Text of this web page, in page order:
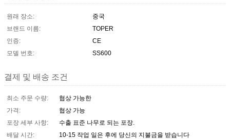
원래 장소:
중국
브랜드 이름:
TOPER
인증:
CE
모델 번호:
SS600
결제 및 배송 조건
최소 주문 수량:
협상 가능한
가격:
협상 가능
포장 세부 사항:
수출 표준 나무로 되는 포장.
배달 시간:
10-15 작업 일은 후에 당신의 지불금을 받습니다